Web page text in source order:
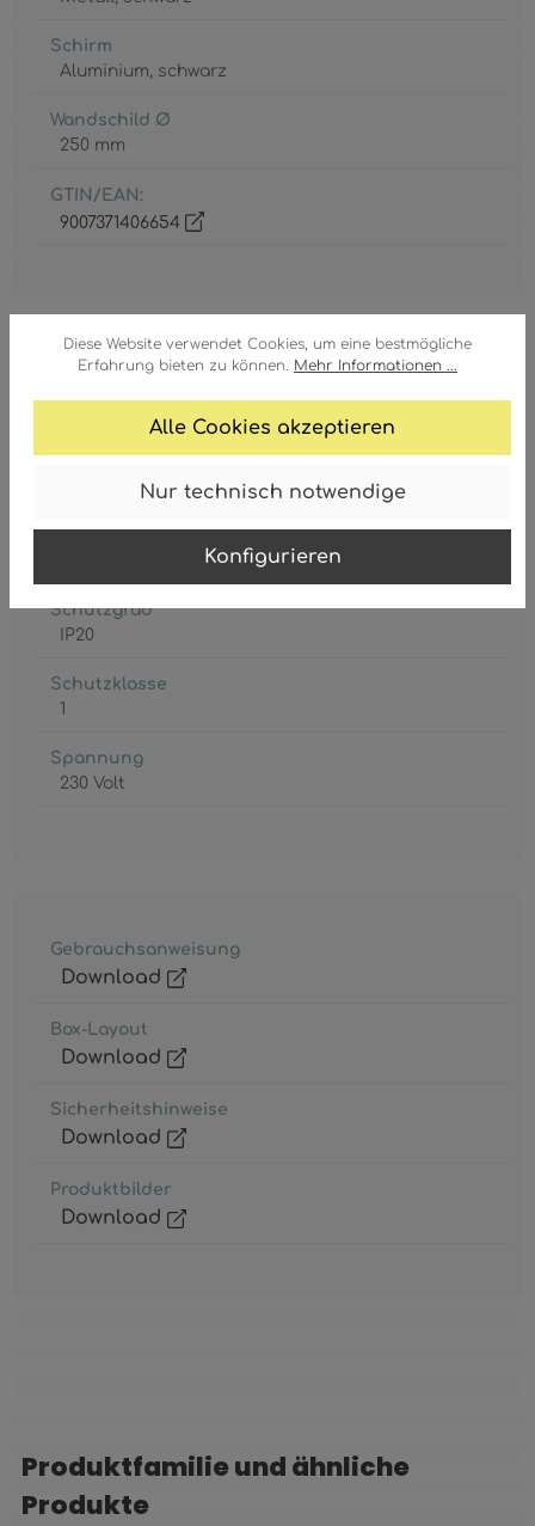
Diese Website verwendet Cookies, um eine bestmögliche
Erfahrung bieten zu können. Mehr Informationen ...
Alle Cookies akzeptieren
Nur technisch notwendige
Konfigurieren
Schirm
Aluminium, schwarz
Wandschild Ø
250 mm
GTIN/EAN:
9007371406654
Leistungsaufnahme
max. 60 Watt
Schutzgrad
IP20
Schutzklasse
1
Spannung
230 Volt
Gebrauchsanweisung
Download
Box-Layout
Download
Sicherheitshinweise
Download
Produktbilder
Download
Produktgalerie überspringen
Produktfamilie und ähnliche
Produkte